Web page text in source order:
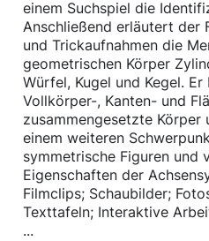
einem Suchspiel die
Anschließend erläutert der
und Trickaufnahmen die
geometrischen Körper
Würfel, Kugel und Kegel.
Vollkörper-, Kanten- und
zusammengesetzte Körper
einem weiteren
symmetrische Figuren und
Eigenschaften der
Filmclips; Schaubilder;
Texttafeln; Interaktive
...